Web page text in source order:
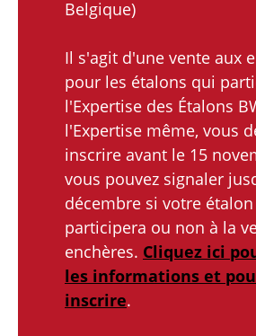
Belgique)
Il s'agit d'une vente aux
pour les étalons qui
l'Expertise des Étalons
l'Expertise même, vous
inscrire avant le 15
vous pouvez signaler
décembre si votre étalon
participera ou non à la
enchères. Cliquez ici
les informations et
inscrire.